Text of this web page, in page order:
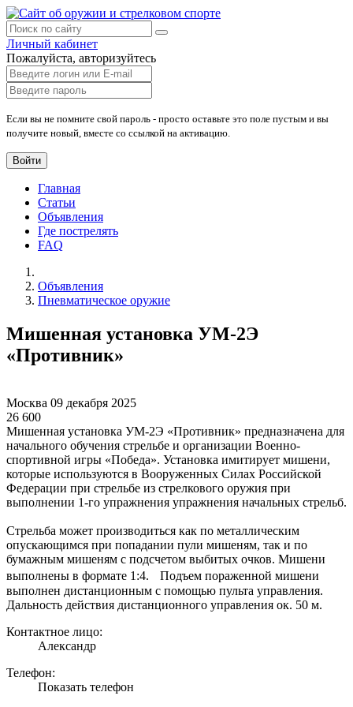
Личный кабинет
Пожалуйста, авторизуйтесь
Если вы не помните свой пароль - просто оставьте это поле пустым и вы
получите новый, вместе со ссылкой на активацию.
Войти
Главная
Статьи
Объявления
Где пострелять
FAQ
Объявления
Пневматическое оружие
Мишенная установка УМ-2Э
«Противник»
Москва 09 декабря 2025
26 600
Мишенная установка УМ-2Э «Противник» предназначена для
начального обучения стрельбе и организации Военно-
спортивной игры «Победа». Установка имитирует мишени,
которые используются в Вооруженных Силах Российской
Федерации при стрельбе из стрелкового оружия при
выполнении 1-го упражнения упражнения начальных стрельб.
Стрельба может производиться как по металлическим
опускающимся при попадании пули мишеням, так и по
бумажным мишеням с подсчетом выбитых очков. Мишени
выполнены в формате 1:4. Подъем пораженной мишени
выполнен дистанционным с помощью пульта управления.
Дальность действия дистанционного управления ок. 50 м.
Контактное лицо:
Александр
Телефон:
Показать телефон